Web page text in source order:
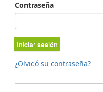
Contraseña
Iniciar sesión
¿Olvidó su contraseña?